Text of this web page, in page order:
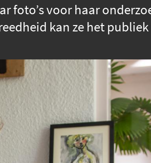
foto’s voor haar
kan ze het